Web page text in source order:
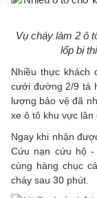
Vụ cháy làm 2 ô
lốp bị
Nhiều thực khách
cưới đường 2/9 tá
lượng bảo vệ đã
xe ô tô khu vực lân
Ngay khi nhận
Cứu nạn cứu hộ
cùng hàng chục
cháy sau 30 phút.